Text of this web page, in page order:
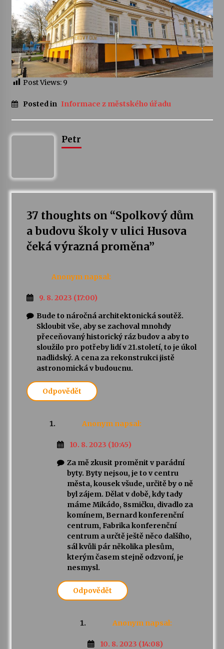
Petr Adamec – Malovaný svět
30. 6. 2026
Post Views: 9
Posted in Informace z městského úřadu
Petr
37 thoughts on “Spolkový dům
a budovu školy v ulici Husova
čeká výrazná proměna”
Anonym napsal:
9. 8. 2023 (17:00)
Bude to náročná architektonická soutěž.
Skloubit vše, aby se zachoval mnohdy
přeceňovaný historický ráz budov a aby to
sloužilo pro potřeby lidí v 21.století, to je úkol
nadlidský. A cena za rekonstrukci jistě
astronomická v budoucnu.
Odpovědět
Anonym napsal:
10. 8. 2023 (10:45)
Za mě zkusit proměnit v parádní
byty. Byty nejsou, je to v centru
města, kousek všude, určitě by o ně
byl zájem. Dělat v době, kdy tady
máme Mikádo, 8smičku, divadlo za
komínem, Bernard konferenční
centrum, Fabrika konferenční
centrum a určtě ještě něco dalšího,
sál kvůli pár několika plesům,
kterým časem stejně odzvoní, je
nesmysl.
Odpovědět
Anonym napsal:
10. 8. 2023 (14:08)